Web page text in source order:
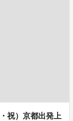
祝）京都出発上